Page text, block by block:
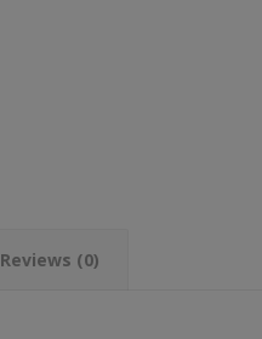
Reviews (0)